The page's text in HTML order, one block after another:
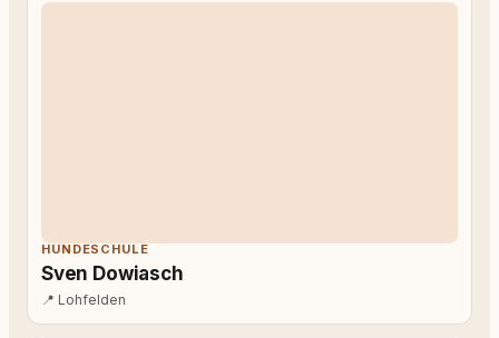
HUNDESCHULE
Sven Dowiasch
📍 Lohfelden